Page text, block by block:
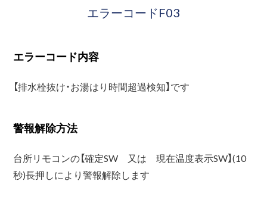
エラーコードF03
エラーコード内容
【排水栓抜け・お湯はり時間超過検知】です
警報解除方法
台所リモコンの【確定SW 又は 現在温度表示SW】(10
秒)長押しにより警報解除します